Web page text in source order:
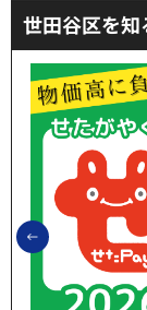
世田谷区を知
前のスライ